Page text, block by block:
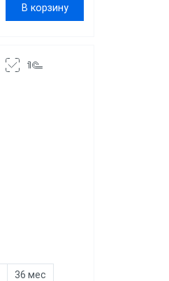
В корзину
36 мес